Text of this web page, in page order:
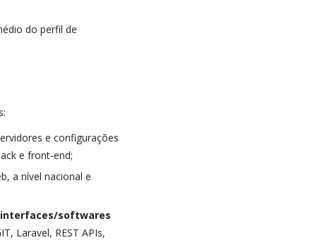
do perfil de
e configurações
e front-end;
a nível nacional e
interfaces/softwares
Laravel, REST APIs,